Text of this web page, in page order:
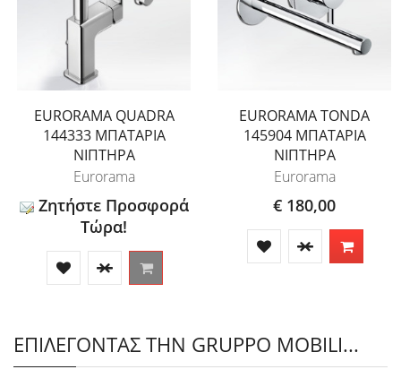
EURORAMA QUADRA
144333 ΜΠΑΤΑΡΙΑ
ΝΙΠΤΗΡΑ
Eurorama
Ζητήστε Προσφορά
Τώρα!
EURORAMA TONDA
145904 ΜΠΑΤΑΡΙΑ
ΝΙΠΤΗΡΑ
Eurorama
€ 180,00
ΕΠΙΛΕΓΟΝΤΑΣ ΤΗΝ GRUPPO MOBILI...